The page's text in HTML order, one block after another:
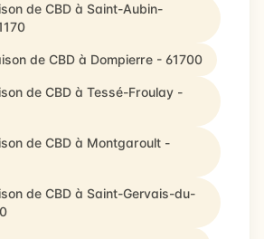
de CBD à Saint-Aubin-
de CBD à Dompierre - 61700
de CBD à Tessé-Froulay -
de CBD à Montgaroult -
de CBD à Saint-Gervais-du-